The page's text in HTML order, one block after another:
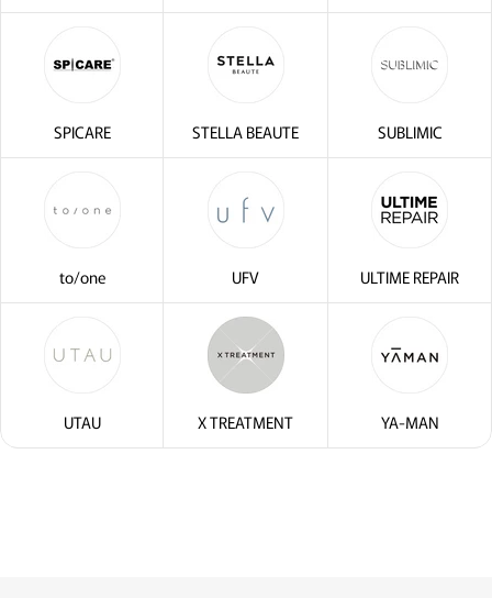
SPICARE STELLA BEAUTE SUBLIMIC
to/one UFV ULTIME REPAIR
UTAU X TREATMENT YA-MAN